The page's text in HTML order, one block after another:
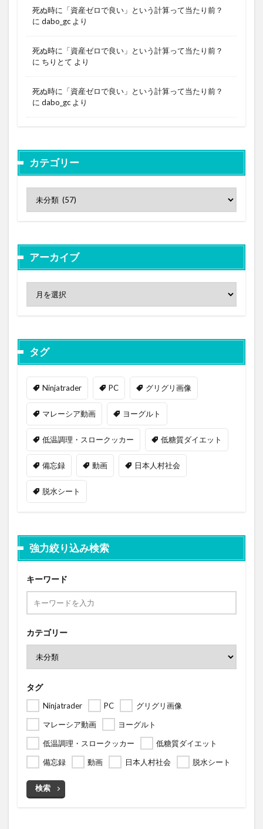
死ぬ時に「資産ゼロで良い」という計算って当たり前？
に dabo_gc より
死ぬ時に「資産ゼロで良い」という計算って当たり前？
に ちりとて より
死ぬ時に「資産ゼロで良い」という計算って当たり前？
に dabo_gc より
カテゴリー
アーカイブ
タグ
Ninjatrader PC グリグリ画像
マレーシア動画 ヨーグルト
低温調理・スロークッカー 低糖質ダイエット
備忘録 動画 日本人村社会
脱水シート
強力絞り込み検索
キーワード
カテゴリー
タグ
Ninjatrader PC
グリグリ画像
マレーシア動画
ヨーグルト
低温調理・スロークッカー
低糖質ダイエット
備忘録
動画 日本人村社会 脱水シート
検索